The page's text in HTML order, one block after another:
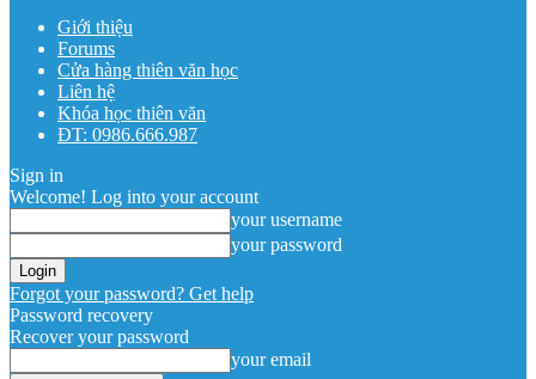
Giới thiệu
Forums
Cửa hàng thiên văn học
Liên hệ
Khóa học thiên văn
ĐT: 0986.666.987
Sign in
Welcome! Log into your account
your username
your password
Forgot your password? Get help
Password recovery
Recover your password
your email